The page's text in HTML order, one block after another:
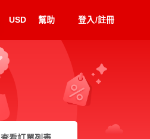
USD 幫助 登入/註冊